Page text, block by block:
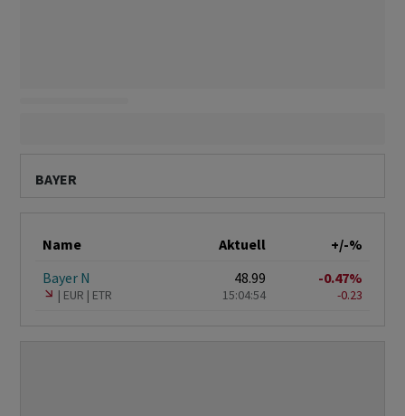
BAYER
Name Aktuell
+/-%
Bayer N
EUR ETR
48.99
15:04:54
-0.47%
-0.23